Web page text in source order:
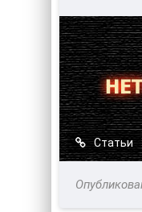
Статьи